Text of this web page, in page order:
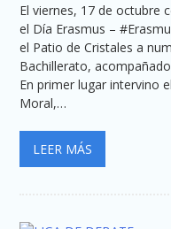
El viernes, 17 de octubre
el Día Erasmus –
el Patio de Cristales a
Bachillerato,
En primer lugar intervino
Moral,…
LEER MÁS